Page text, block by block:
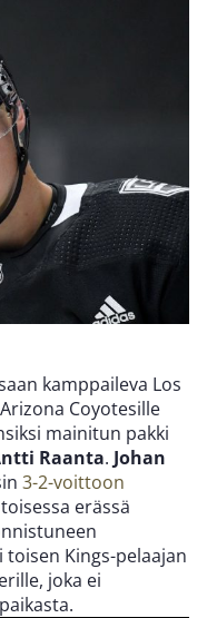
kamppaileva Los
Coyotesille
mainitun pakki
Raanta. Johan
3-2-voittoon
erässä
Kings-pelaajan
joka ei